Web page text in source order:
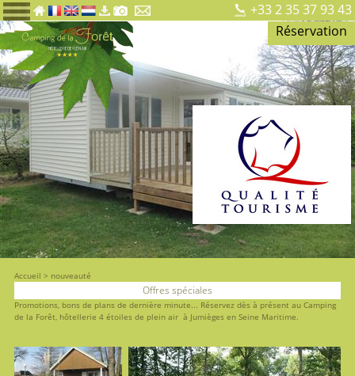
+33 2 35 37 93 43
Réservation
Accueil > nouveauté
Offres spéciales
Promotions, bons de plans de dernière minute... Réservez dès à présent au Camping
de la Forêt, hôtellerie 4 étoiles de plein air à Jumièges en Seine Maritime.